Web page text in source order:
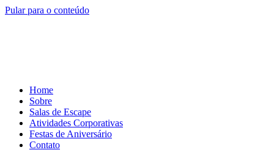
Pular para o conteúdo
Home
Sobre
Salas de Escape
Atividades Corporativas
Festas de Aniversário
Contato